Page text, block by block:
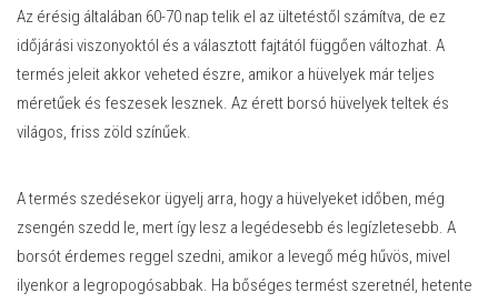
Az érésig általában 60-70 nap telik el az ültetéstől számítva, de ez
időjárási viszonyoktól és a választott fajtától függően változhat. A
termés jeleit akkor veheted észre, amikor a hüvelyek már teljes
méretűek és feszesek lesznek. Az érett borsó hüvelyek teltek és
világos, friss zöld színűek.
A termés szedésekor ügyelj arra, hogy a hüvelyeket időben, még
zsengén szedd le, mert így lesz a legédesebb és legízletesebb. A
borsót érdemes reggel szedni, amikor a levegő még hűvös, mivel
ilyenkor a legropogósabbak. Ha bőséges termést szeretnél, hetente